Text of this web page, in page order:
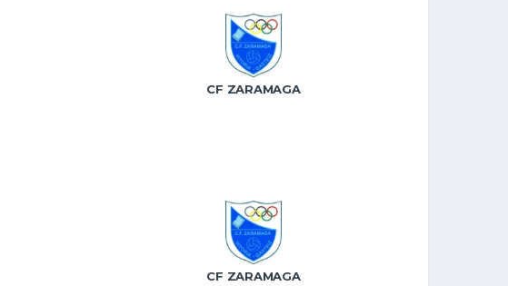
CF ZARAMAGA
CF ZARAMAGA